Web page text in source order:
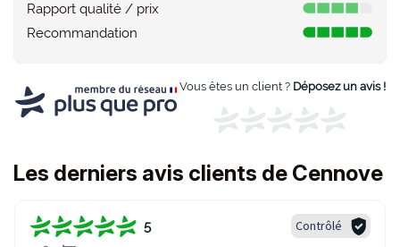
Rapport qualité / prix
Recommandation
Vous êtes un client ? Déposez un avis !
Les derniers avis clients de Cennove
5 Contrôlé